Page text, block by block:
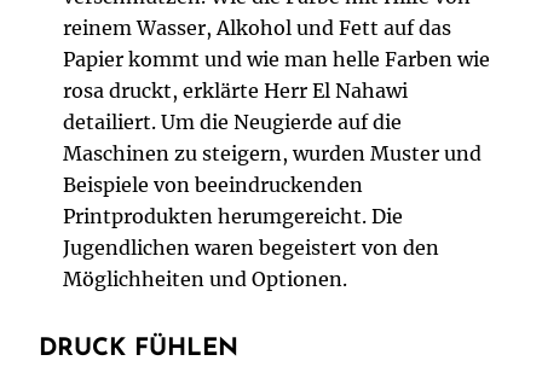
reinem Wasser, Alkohol und Fett auf das
Papier kommt und wie man helle Farben wie
rosa druckt, erklärte Herr El Nahawi
detailiert. Um die Neugierde auf die
Maschinen zu steigern, wurden Muster und
Beispiele von beeindruckenden
Printprodukten herumgereicht. Die
Jugendlichen waren begeistert von den
Möglichheiten und Optionen.
DRUCK FÜHLEN